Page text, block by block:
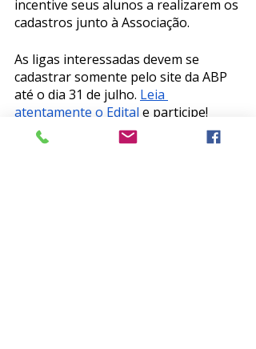
incentive seus alunos a realizarem os
cadastros junto à Associação.
As ligas interessadas devem se
cadastrar somente pelo site da ABP
até o dia 31 de julho. Leia
atentamente o Edital e participe!
Atualização científicaPsiquiatria